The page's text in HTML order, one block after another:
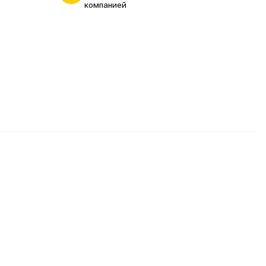
компанией